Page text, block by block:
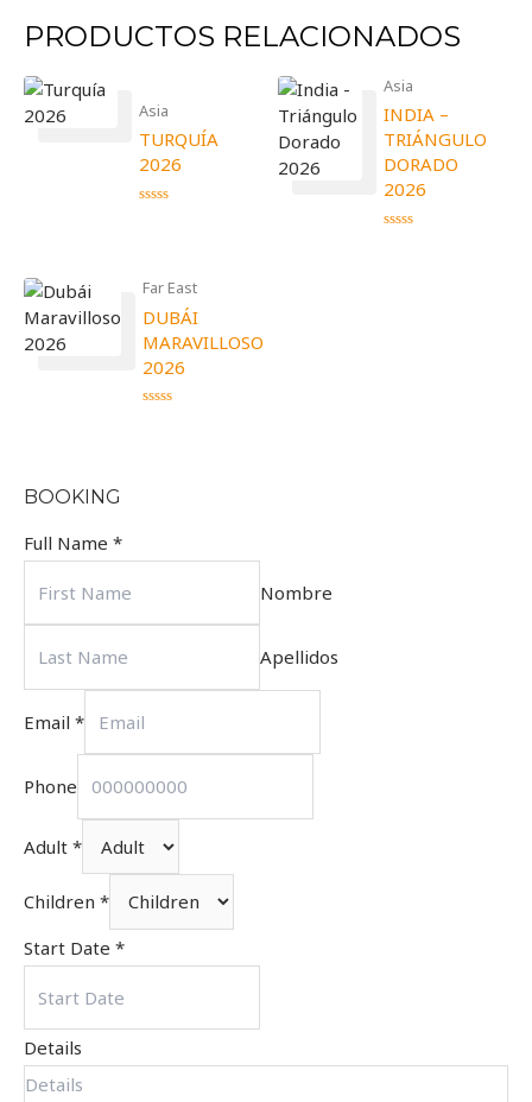
PRODUCTOS RELACIONADOS
Asia
TURQUÍA
2026
Asia
INDIA –
TRIÁNGULO
DORADO
2026
Far East
DUBÁI
MARAVILLOSO
2026
BOOKING
Full Name *
Nombre
Apellidos
Email *
Phone
Adult *
Children *
Start Date *
Details